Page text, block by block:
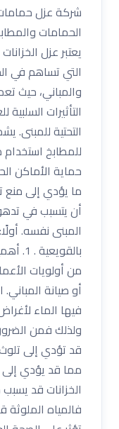
الحمامات
يعتبر عزل
التي تساهم في
والمباني، حيث
التأثيرات السلبية
التحتية للمبنى.
للمطابخ
حماية الأماكن
ما يؤدي إلى
أن يتسبب في
المبنى نفسه.
من أولويات
أو صيانة
فيها الماء
ولذلك فمن
قد تؤدي إلى
مما قد يؤدي إلى
الخزانات قد
فالمياه الملوثة